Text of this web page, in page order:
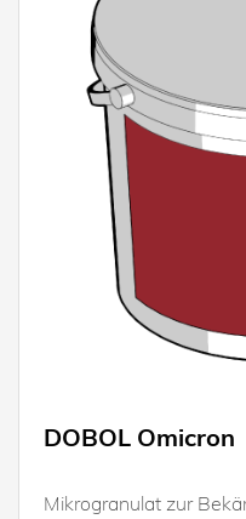
DOBOL Omicron
Mikrogranulat zur